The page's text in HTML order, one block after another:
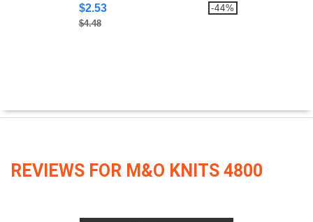
$2.53
$4.48
-44%
REVIEWS FOR M&O KNITS 4800